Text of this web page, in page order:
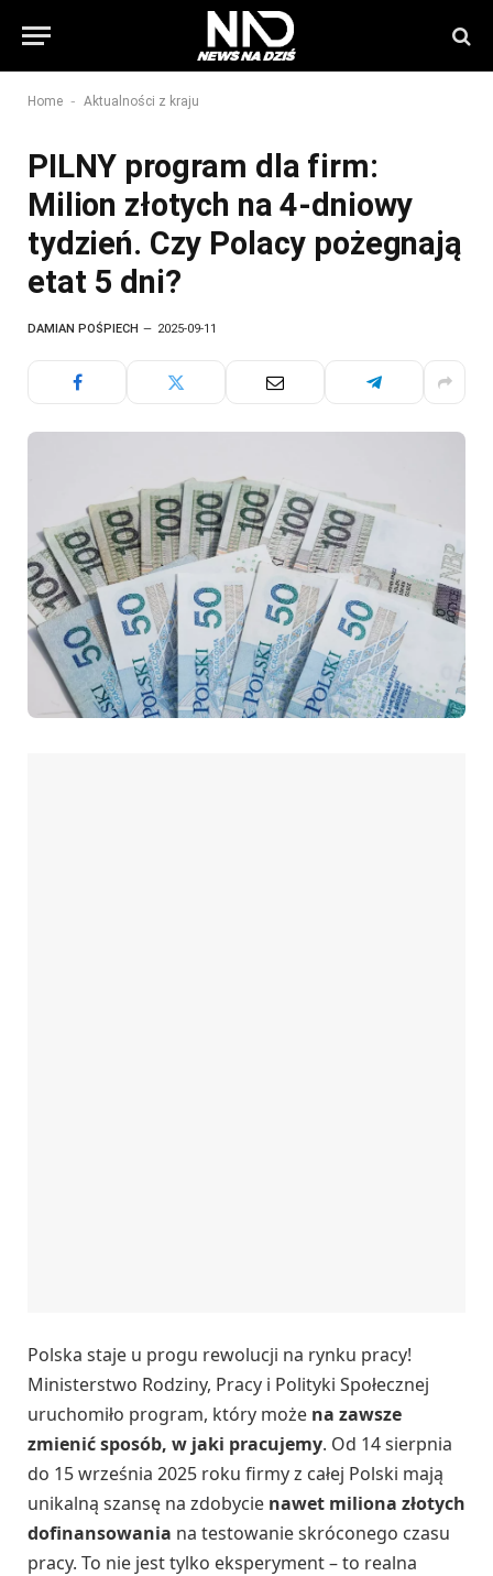
Home - Aktualności z kraju
PILNY program dla firm:
Milion złotych na 4-dniowy
tydzień. Czy Polacy pożegnają
etat 5 dni?
DAMIAN POŚPIECH 2025-09-11
Polska staje u progu rewolucji na rynku pracy!
Ministerstwo Rodziny, Pracy i Polityki Społecznej
uruchomiło program, który może na zawsze
zmienić sposób, w jaki pracujemy. Od 14 sierpnia
do 15 września 2025 roku firmy z całej Polski mają
unikalną szansę na zdobycie nawet miliona złotych
dofinansowania na testowanie skróconego czasu
pracy. To nie jest tylko eksperyment – to realna